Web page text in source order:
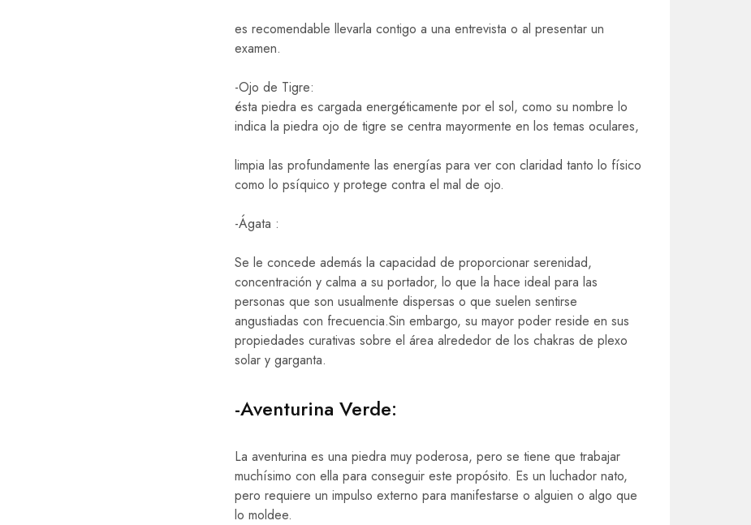
es recomendable llevarla contigo a una entrevista o al presentar un
examen.
-Ojo de Tigre:
ésta piedra es cargada energéticamente por el sol, como su nombre lo
indica la piedra ojo de tigre se centra mayormente en los temas oculares,
limpia las profundamente las energías para ver con claridad tanto lo físico
como lo psíquico y protege contra el mal de ojo.
-Ágata :
Se le concede además la capacidad de proporcionar serenidad,
concentración y calma a su portador, lo que la hace ideal para las
personas que son usualmente dispersas o que suelen sentirse
angustiadas con frecuencia.Sin embargo, su mayor poder reside en sus
propiedades curativas sobre el área alrededor de los chakras de plexo
solar y garganta.
-Aventurina Verde:
La aventurina es una piedra muy poderosa, pero se tiene que trabajar
muchísimo con ella para conseguir este propósito. Es un luchador nato,
pero requiere un impulso externo para manifestarse o alguien o algo que
lo moldee.